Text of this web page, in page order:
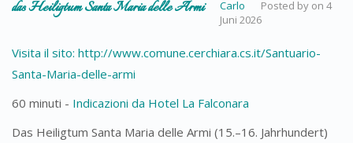
das Heiligtum Santa Maria delle Armi Posted by
Carlo on 4
Juni 2026
Visita il sito: http://www.comune.cerchiara.cs.it/Santuario-
Santa-Maria-delle-armi
60 minuti - Indicazioni da Hotel La Falconara
Das Heiligtum Santa Maria delle Armi (15.–16. Jahrhundert)